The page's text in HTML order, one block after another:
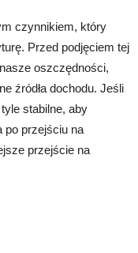
czynnikiem, który
Przed podjęciem tej
oszczędności,
źródła dochodu. Jeśli
stabilne, aby
po przejściu na
przejście na